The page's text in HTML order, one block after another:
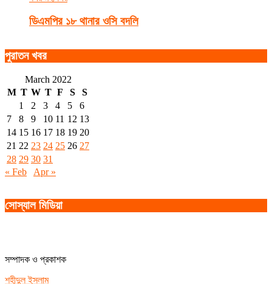
ডিএমপির ১৮ থানার ওসি বদলি
পুরাতন খবর
March 2022
M T W T F S
S
1
2 3 4 5
6
7
8 9 10 11 12 13
14 15 16 17 18 19 20
21 22 23 24 25 26 27
28 29 30 31
« Feb
Apr »
সোস্যাল মিডিয়া
সম্পাদক ও প্রকাশক
শহীদুল ইসলাম